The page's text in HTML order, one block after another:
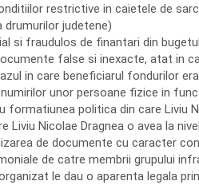
restrictive in caietele de
drumurilor judetene)
si fraudulos de finantari din
false si inexacte, atat in
in care beneficiarul fondurilor
unor persoane fizice in
formatiunea politica din care
Liviu Nicolae Dragnea o avea la
de documente cu caracter
de catre membrii grupului
le dau o aparenta legala